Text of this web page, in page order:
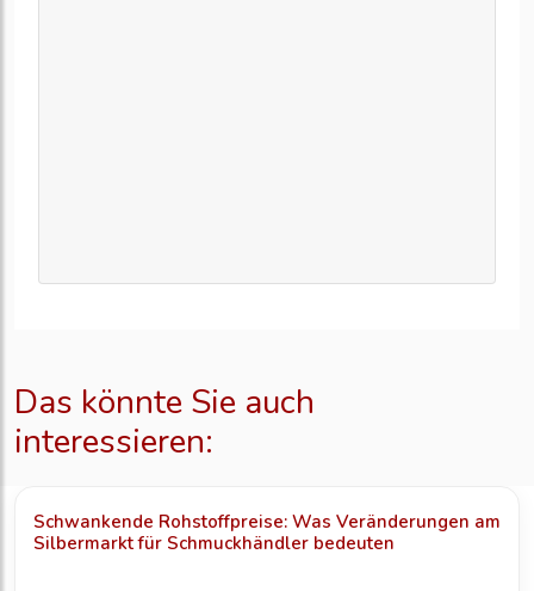
Das könnte Sie auch
interessieren:
Schwankende Rohstoffpreise: Was Veränderungen am
Silbermarkt für Schmuckhändler bedeuten